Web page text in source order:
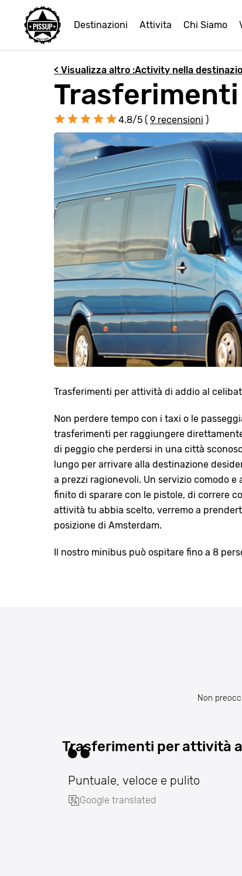
Destinazioni Attivita Chi Siamo
< Visualizza altro :Activity nella
4.8/5 ( 9 recensioni )
Trasferimenti per attività di addio al
Non perdere tempo con i taxi o le
trasferimenti per raggiungere
di peggio che perdersi in una città
lungo per arrivare alla destinazione
a prezzi ragionevoli. Un servizio comodo
finito di sparare con le pistole, di correre
attività tu abbia scelto, verremo a
posizione di Amsterdam.
Il nostro minibus può ospitare fino a 8
Non
Trasferimenti per attività
Puntuale, veloce e pulito
Google translated